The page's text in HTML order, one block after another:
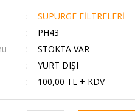
SÜPÜRGE FİLTRELERİ
PH43
STOKTA VAR
YURT DIŞI
100,00 TL + KDV